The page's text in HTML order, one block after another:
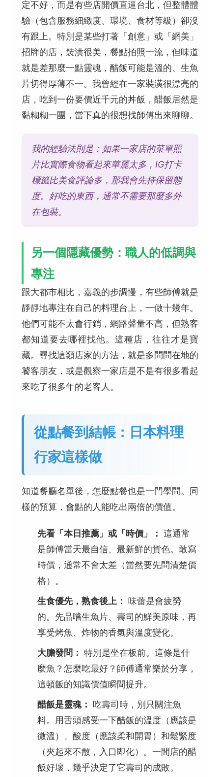
定不好，而是有些店開價直逼台北，但整體體
驗（包含服務細緻度、環境、食材等級）卻沒
有跟上。特別是某些打著「創意」或「網美」
招牌的店，裝潢很美，餐點拍照一流，但味道
就是差那麼一點靈魂，醋飯可能是溫的、生魚
片切得厚薄不一。我曾經在一家裝潢很漂亮的
店，吃到一份要價近千元的丼飯，醋飯居然是
黏糊糊一團，當下真的很想找師傅出來聊聊。
我的經驗法則是：如果一家店的菜單照
片比實際食物看起來華麗太多，IG打卡
標籤比美食評論多，那我會先持保留態
度。好吃的東西，通常不需要那麼多外
在包裝。
另一個隱藏優勢：職人的低調與
專注
跟大都市相比，嘉義的步調慢，有些師傅就是
靜靜地專注在自己的料理台上，一做十幾年。
他們可能不太會行銷，網路聲量不高，但熟客
都知道要去哪裡找他。這種店，往往才是寶
藏。尋找這類店家的方法，就是多問問在地的
饕客朋友，或是觀察一家店是不是有很多看起
來吃了很多年的老客人。
從點餐到結帳：日本料理
行家這樣做
知道餐廳名單後，怎麼點餐也是一門學問。同
樣的預算，會點的人能吃出兩倍的價值。
先看「本日推薦」或「時價」： 這通常
是師傅當天最自信、最新鮮的貨色。敢寫
時價，通常不會太差（當然要先問清楚價
格）。
生食優先，熟食後上： 味蕾是會疲勞
的。先品嚐生魚片、壽司的鮮美原味，再
享受烤魚、炸物的香氣與溫度變化。
大膽發問： 特別是坐在板前。這條是什
麼魚？怎麼吃最好？師傅通常樂於分享，
這頓飯的知識價值瞬間提升。
醋飯是靈魂： 吃壽司時，別只關注魚
料。用舌頭感受一下醋飯的溫度（應該是
微溫）、酸度（應該柔和開胃）和鬆緊度
（夾起來不散，入口即化）。一間店的醋
飯好壞，幾乎決定了它壽司的成敗。